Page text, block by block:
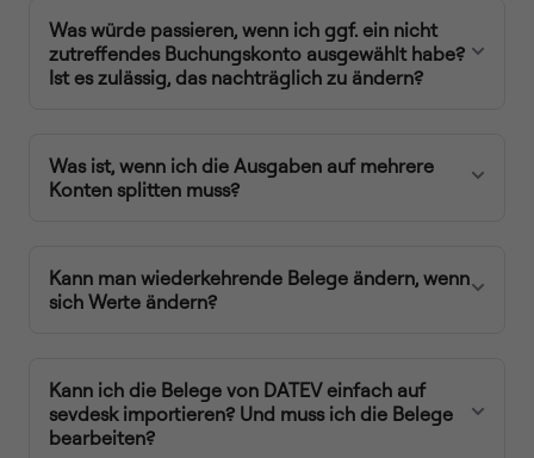
Was würde passieren, wenn ich ggf. ein nicht
zutreffendes Buchungskonto ausgewählt habe?
Ist es zulässig, das nachträglich zu ändern?
Was ist, wenn ich die Ausgaben auf mehrere
Konten splitten muss?
Kann man wiederkehrende Belege ändern, wenn
sich Werte ändern?
Kann ich die Belege von DATEV einfach auf
sevdesk importieren? Und muss ich die Belege
bearbeiten?